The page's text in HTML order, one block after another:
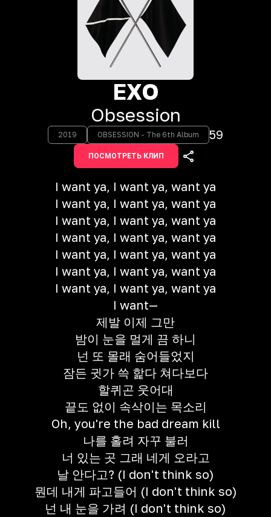
EXO
Obsession
2019 OBSESSION - The 6th Album 59
ПОСМОТРЕТЬ КЛИП
I want ya, I want ya, want ya
I want ya, I want ya, want ya
I want ya, I want ya, want ya
I want ya, I want ya, want ya
I want ya, I want ya, want ya
I want ya, I want ya, want ya
I want ya, I want ya, want ya
I want—
제발 이제 그만
밤이 눈을 멀게 끔 하니
넌 또 몰래 숨어들었지
잠든 귓가 쓱 핥다 쳐다보다
할퀴곤 웃어대
끝도 없이 속삭이는 목소리
Oh, you're the bad dream kill
나를 홀려 자꾸 불러
너 있는 곳 그래 네게 오라고
날 안다고? (I don't think so)
뭔데 내게 파고들어 (I don't think so)
넌 내 눈을 가려 (I don't think so)